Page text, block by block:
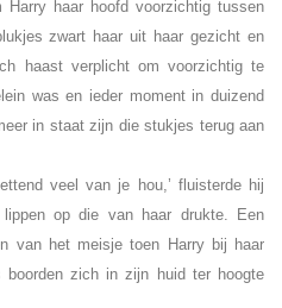
Harry haar hoofd voorzichtig tussen
zwart haar uit haar gezicht en
haast verplicht om voorzichtig te
was en ieder moment in duizend
in staat zijn die stukjes terug aan
veel van je hou,’ fluisterde hij
op die van haar drukte. Een
van het meisje toen Harry bij haar
boorden zich in zijn huid ter hoogte